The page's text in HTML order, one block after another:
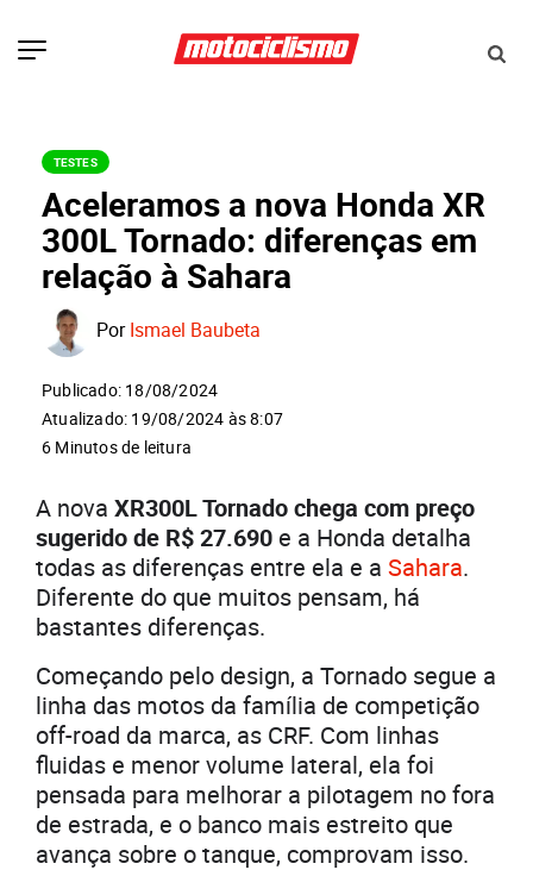
TESTES
Aceleramos a nova Honda XR
300L Tornado: diferenças em
relação à Sahara
PorIsmael Baubeta
Publicado: 18/08/2024
Atualizado: 19/08/2024 às 8:07
6 Minutos de leitura
A nova XR300L Tornado chega com preço
sugerido de R$ 27.690 e a Honda detalha
todas as diferenças entre ela e a Sahara.
Diferente do que muitos pensam, há
bastantes diferenças.
Começando pelo design, a Tornado segue a
linha das motos da família de competição
off-road da marca, as CRF. Com linhas
fluidas e menor volume lateral, ela foi
pensada para melhorar a pilotagem no fora
de estrada, e o banco mais estreito que
avança sobre o tanque, comprovam isso.